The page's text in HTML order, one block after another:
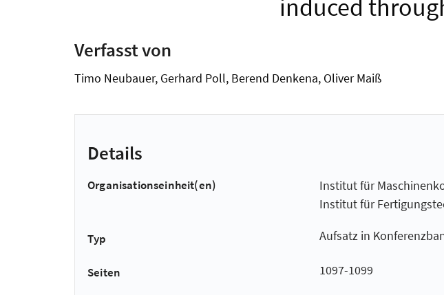
induced
Verfasst von
Timo Neubauer, Gerhard Poll, Berend Denkena, Oliver Maiß
Details
Organisationseinheit(en)
Institut für
Institut für
Typ Aufsatz in
Seiten 1097-1099